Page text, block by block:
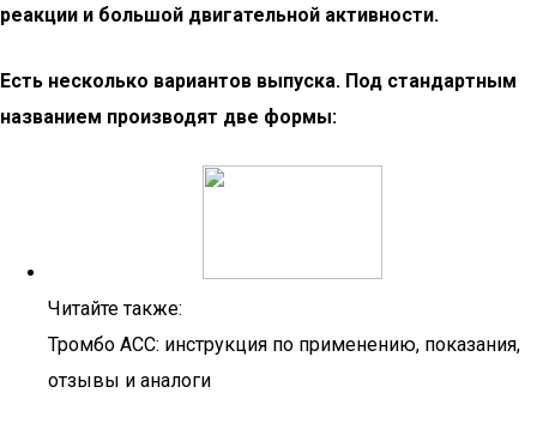
реакции и большой двигательной активности.
Есть несколько вариантов выпуска. Под стандартным
названием производят две формы:
Читайте также:
Тромбо АСС: инструкция по применению, показания,
отзывы и аналоги